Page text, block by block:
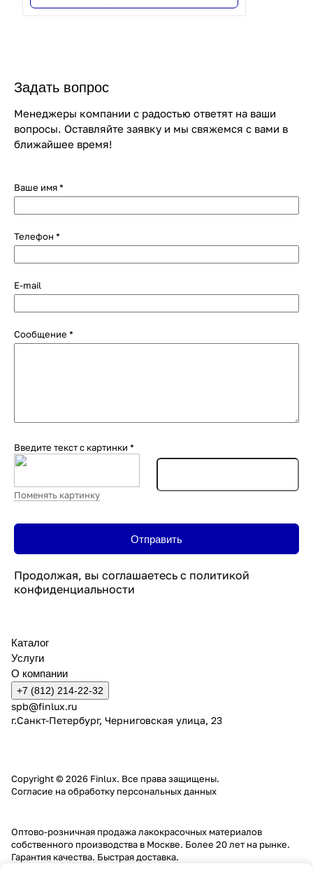
Задать вопрос
Менеджеры компании с радостью ответят на ваши
вопросы. Оставляйте заявку и мы свяжемся с вами в
ближайшее время!
Ваше имя *
Телефон *
E-mail
Сообщение *
Введите текст с картинки *
Поменять картинку
Продолжая, вы соглашаетесь с политикой
конфиденциальности
Каталог
Услуги
О компании
+7 (812) 214-22-32
spb@finlux.ru
г.Санкт-Петербург, Черниговская улица, 23
Copyright © 2026 Finlux. Все права защищены.
Согласие на обработку персональных данных
Оптово-розничная продажа лакокрасочных материалов
собственного производства в Москве. Более 20 лет на рынке.
Гарантия качества. Быстрая доставка.